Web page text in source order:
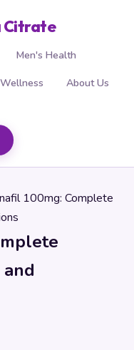
Citrate
Men's Health
About Us
100mg: Complete